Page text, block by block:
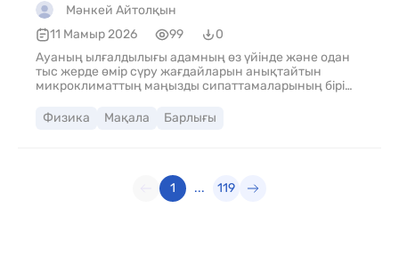
Мәнкей Айтолқын
11 Мамыр 2026
99
0
Ауаның ылғалдылығы адамның өз үйінде және одан
тыс жерде өмір сүру жағдайларын анықтайтын
микроклиматтың маңызды сипаттамаларының бірі
деңгейіндегі өзгерістерді бақылау және ауытқуларды
барынша азайту өте маңызды.
Физика Мақала Барлығы
1 ... 119